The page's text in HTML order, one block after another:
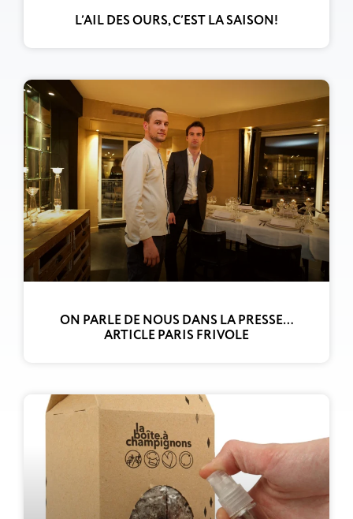
L’AIL DES OURS, C’EST LA SAISON!
ON PARLE DE NOUS DANS LA PRESSE…
ARTICLE PARIS FRIVOLE